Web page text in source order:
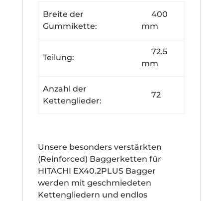
Breite der
Gummikette:
400
mm
Teilung:
72.5
mm
Anzahl der
Kettenglieder:
72
Unsere besonders verstärkten
(Reinforced) Baggerketten für
HITACHI EX40.2PLUS Bagger
werden mit geschmiedeten
Kettengliedern und endlos